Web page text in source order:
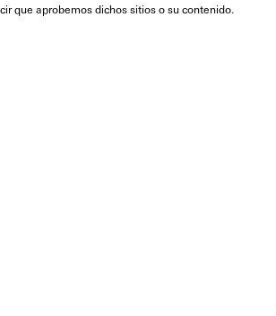
que aprobemos dichos sitios o su contenido.